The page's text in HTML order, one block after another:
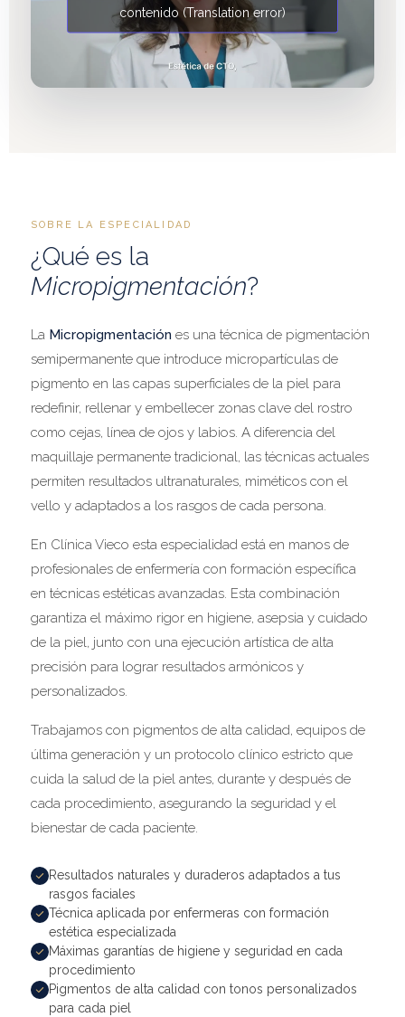
contenido (Translation error)
SOBRE LA ESPECIALIDAD
¿Qué es la
Micropigmentación?
La Micropigmentación es una técnica de pigmentación
semipermanente que introduce micropartículas de
pigmento en las capas superficiales de la piel para
redefinir, rellenar y embellecer zonas clave del rostro
como cejas, línea de ojos y labios. A diferencia del
maquillaje permanente tradicional, las técnicas actuales
permiten resultados ultranaturales, miméticos con el
vello y adaptados a los rasgos de cada persona.
En Clínica Vieco esta especialidad está en manos de
profesionales de enfermería con formación específica
en técnicas estéticas avanzadas. Esta combinación
garantiza el máximo rigor en higiene, asepsia y cuidado
de la piel, junto con una ejecución artística de alta
precisión para lograr resultados armónicos y
personalizados.
Trabajamos con pigmentos de alta calidad, equipos de
última generación y un protocolo clínico estricto que
cuida la salud de la piel antes, durante y después de
cada procedimiento, asegurando la seguridad y el
bienestar de cada paciente.
Resultados naturales y duraderos adaptados a tus
rasgos faciales
Técnica aplicada por enfermeras con formación
estética especializada
Máximas garantías de higiene y seguridad en cada
procedimiento
Pigmentos de alta calidad con tonos personalizados
para cada piel